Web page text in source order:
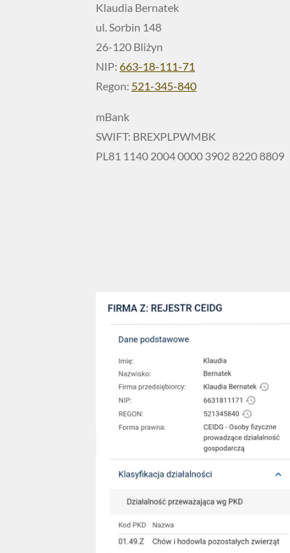
Klaudia Bernatek
ul. Sorbin 148
26-120 Bliżyn
NIP: 663-18-111-71
Regon: 521-345-840
mBank
SWIFT: BREXPLPWMBK
PL81 1140 2004 0000 3902 8220 8809